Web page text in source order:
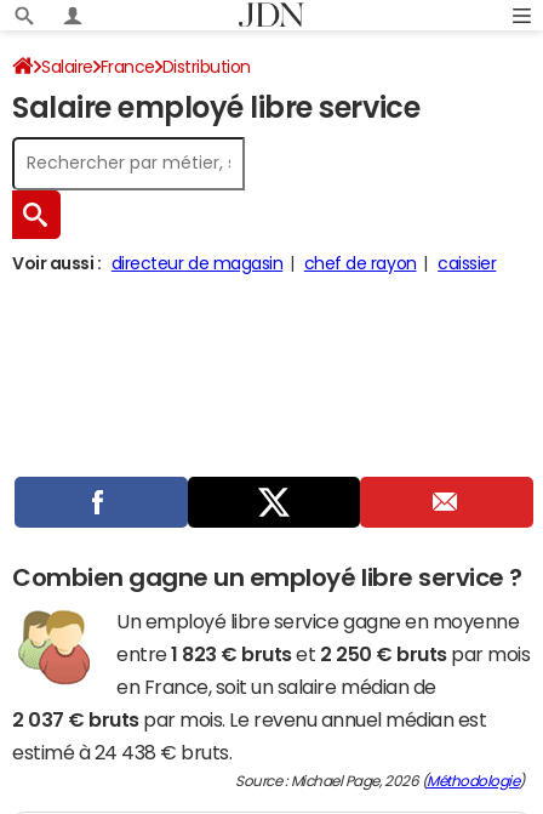
Salaire France Distribution
Salaire employé libre service
Voir aussi : directeur de magasin chef de rayon caissier
Combien gagne un employé libre service ?
Un employé libre service gagne en moyenne
entre1 823 € brutset 2 250 € brutspar mois
en France, soit un salaire médian de
2 037 € brutspar mois. Le revenu annuel médian est
estimé à 24 438 € bruts.
Source : Michael Page, 2026 (Méthodologie)